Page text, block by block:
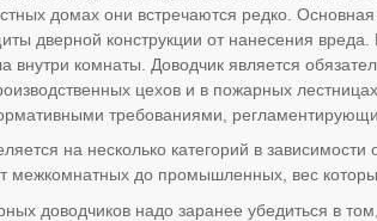
домах они встречаются редко.
дверной конструкции от нанесения
внутри комнаты. Доводчик является
цехов и в пожарных
требованиями,
на несколько категорий в
межкомнатных до промышленных, вес
доводчиков надо заранее убедиться в